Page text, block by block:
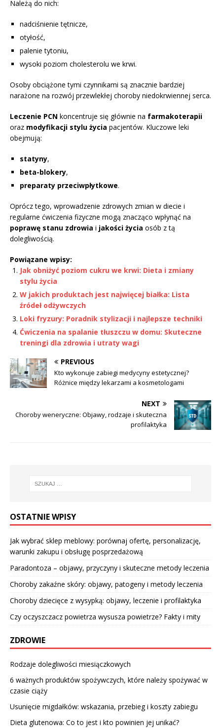
Należą do nich:
nadciśnienie tętnicze,
otyłość,
palenie tytoniu,
wysoki poziom cholesterolu we krwi.
Osoby obciążone tymi czynnikami są znacznie bardziej
narażone na rozwój przewlekłej choroby niedokrwiennej serca.
Leczenie PCN koncentruje się głównie na farmakoterapii
oraz modyfikacji stylu życia pacjentów. Kluczowe leki
obejmują:
statyny,
beta-blokery,
preparaty przeciwpłytkowe.
Oprócz tego, wprowadzenie zdrowych zmian w diecie i
regularne ćwiczenia fizyczne mogą znacząco wpłynąć na
poprawę stanu zdrowia i jakości życia osób z tą
dolegliwością.
Powiązane wpisy:
Jak obniżyć poziom cukru we krwi: Dieta i zmiany
stylu życia
W jakich produktach jest najwięcej białka: Lista
źródeł odżywczych
Loki fryzury: Poradnik stylizacji i najlepsze techniki
Ćwiczenia na spalanie tłuszczu w domu: Skuteczne
treningi dla zdrowia i utraty wagi
PREVIOUS
Kto wykonuje zabiegi medycyny estetycznej?
Różnice między lekarzami a kosmetologami
NEXT
Choroby weneryczne: Objawy, rodzaje i skuteczna
profilaktyka
OSTATNIE WPISY
Jak wybrać sklep meblowy: porównaj ofertę, personalizację,
warunki zakupu i obsługę posprzedażową
Paradontoza – objawy, przyczyny i skuteczne metody leczenia
Choroby zakaźne skóry: objawy, patogeny i metody leczenia
Choroby dziecięce z wysypką: objawy, leczenie i profilaktyka
Czy oczyszczacz powietrza wysusza powietrze? Fakty i mity
ZDROWIE
Rodzaje dolegliwości miesiączkowych
6 ważnych produktów spożywczych, które należy spożywać w
czasie ciąży
Usunięcie migdałków: wskazania, przebieg i koszty zabiegu
Dieta glutenowa: Co to jest i kto powinien jej unikać?